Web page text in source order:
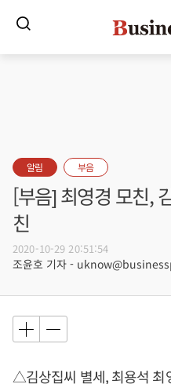
알림 부음
[부음] 최영경 모친,
친
2020-10-29 20:51:54
조윤호 기자 -
△김상집씨 별세, 최용석 최